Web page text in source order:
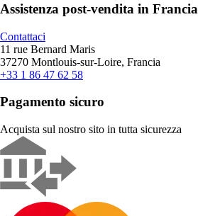
Assistenza post-vendita in Francia
Contattaci
11 rue Bernard Maris
37270 Montlouis-sur-Loire, Francia
+33 1 86 47 62 58
Pagamento sicuro
Acquista sul nostro sito in tutta sicurezza